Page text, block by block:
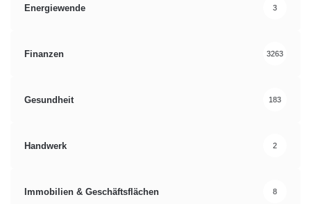
Energiewende 3
Finanzen 3263
Gesundheit 183
Handwerk 2
Immobilien & Geschäftsflächen 8